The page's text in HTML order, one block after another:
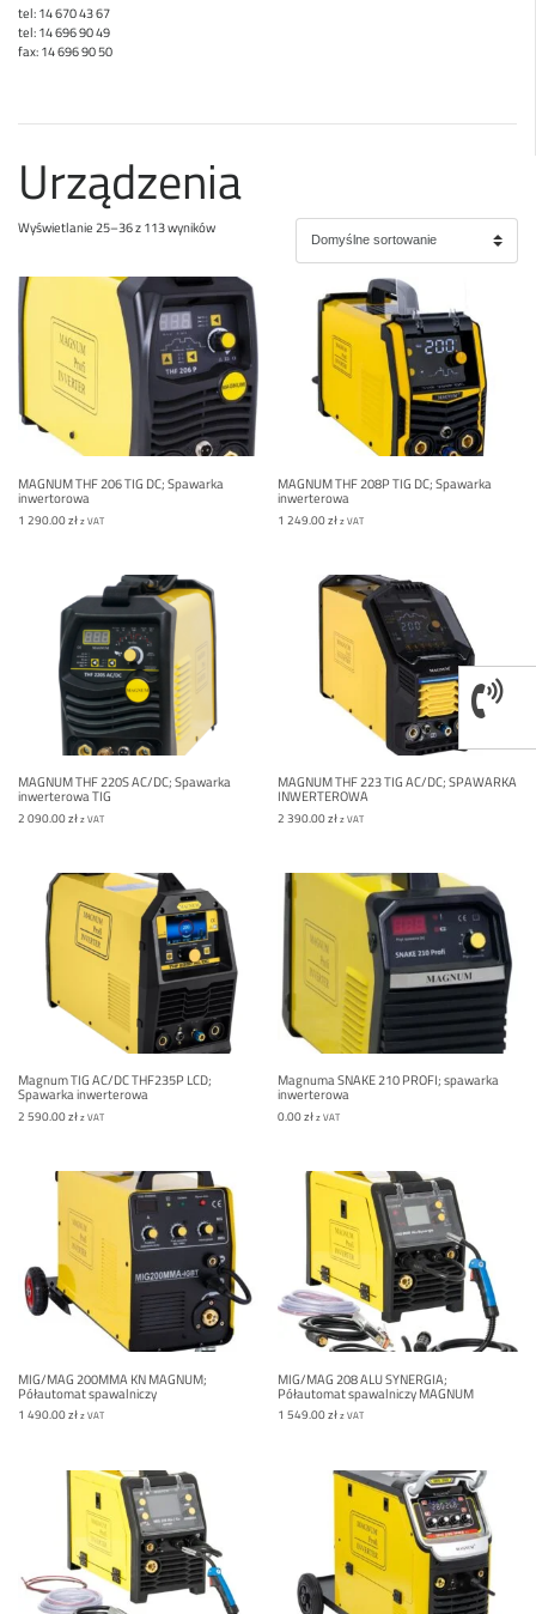
tel: 14 670 43 67
tel: 14 696 90 49
fax: 14 696 90 50
Urządzenia
Wyświetlanie 25–36 z 113 wyników
MAGNUM THF 206 TIG DC; Spawarka
inwertorowa
1 290.00złz VAT
MAGNUM THF 208P TIG DC; Spawarka
inwerterowa
1 249.00złz VAT
MAGNUM THF 220S AC/DC; Spawarka
inwerterowa TIG
2 090.00złz VAT
MAGNUM THF 223 TIG AC/DC; SPAWARKA
INWERTEROWA
2 390.00złz VAT
Magnum TIG AC/DC THF235P LCD;
Spawarka inwerterowa
2 590.00złz VAT
Magnuma SNAKE 210 PROFI; spawarka
inwerterowa
0.00złz VAT
MIG/MAG 200MMA KN MAGNUM;
Półautomat spawalniczy
1 490.00złz VAT
MIG/MAG 208 ALU SYNERGIA;
Półautomat spawalniczy MAGNUM
1 549.00złz VAT